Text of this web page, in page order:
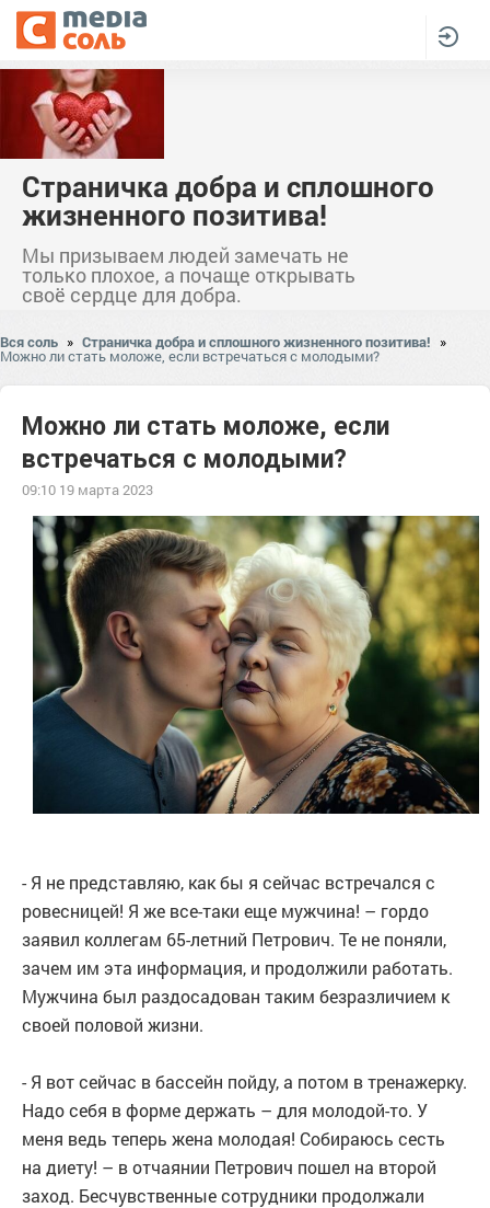
Страничка добра и сплошного
жизненного позитива!
Мы призываем людей замечать не
только плохое, а почаще открывать
своё сердце для добра.
Вся соль » Страничка добра и сплошного жизненного позитива! »
Можно ли стать моложе, если встречаться с молодыми?
Можно ли стать моложе, если
встречаться с молодыми?
09:10 19 марта 2023
- Я не представляю, как бы я сейчас встречался с
ровесницей! Я же все-таки еще мужчина! – гордо
заявил коллегам 65-летний Петрович. Те не поняли,
зачем им эта информация, и продолжили работать.
Мужчина был раздосадован таким безразличием к
своей половой жизни.
- Я вот сейчас в бассейн пойду, а потом в тренажерку.
Надо себя в форме держать – для молодой-то. У
меня ведь теперь жена молодая! Собираюсь сесть
на диету! – в отчаянии Петрович пошел на второй
заход. Бесчувственные сотрудники продолжали